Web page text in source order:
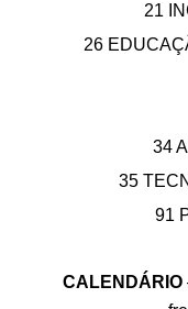
21
26
34
35
91
CALENDÁRIO